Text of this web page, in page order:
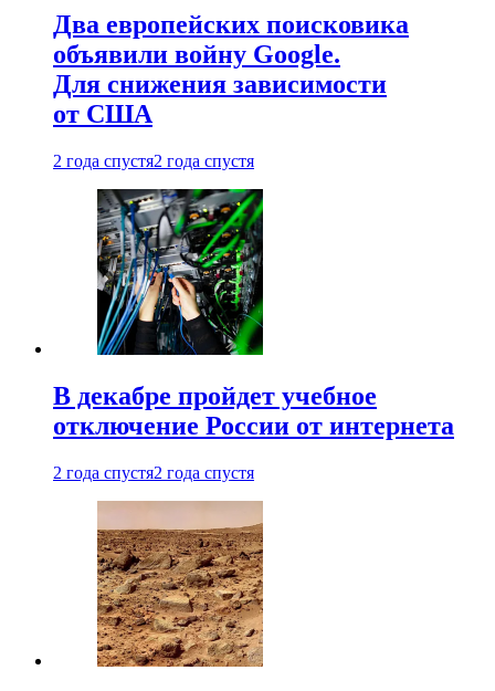
Два европейских поисковика
объявили войну Google.
Для снижения зависимости
от США
2 года спустя2 года спустя
В декабре пройдет учебное
отключение России от интернета
2 года спустя2 года спустя